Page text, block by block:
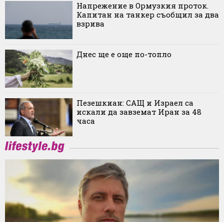
Напрежение в Ормузкия проток.
Капитан на танкер съобщил за два
взрива
Днес ще е още по-топло
Пезешкиан: САЩ и Израел са
искали да завземат Иран за 48
часа